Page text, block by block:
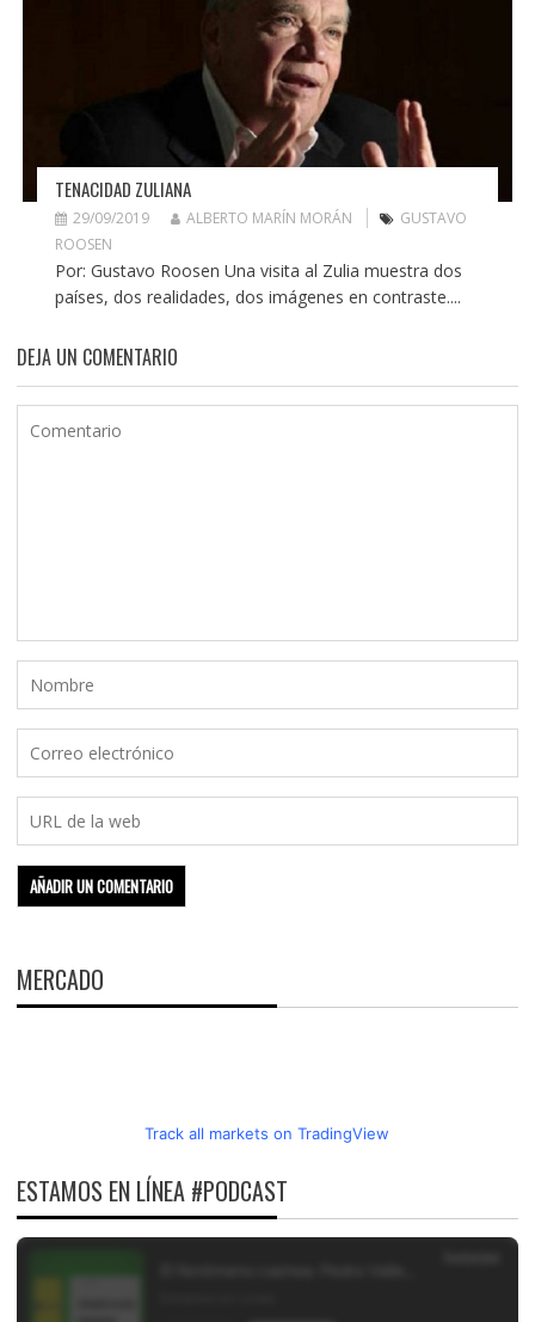
TENACIDAD ZULIANA
29/09/2019 ALBERTO MARÍN MORÁN
GUSTAVO
ROOSEN
Por: Gustavo Roosen Una visita al Zulia muestra dos
países, dos realidades, dos imágenes en contraste....
DEJA UN COMENTARIO
MERCADO
Track all markets on TradingView
ESTAMOS EN LÍNEA #PODCAST